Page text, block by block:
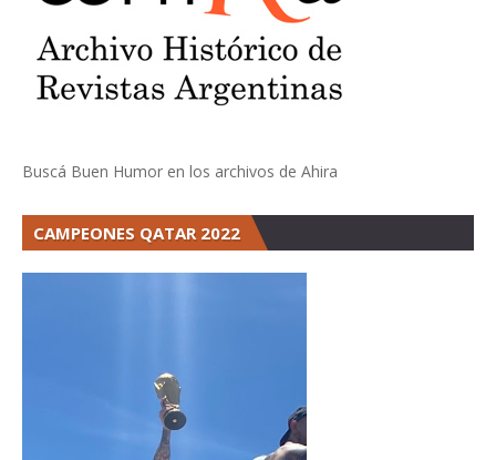
Buscá Buen Humor en los archivos de Ahira
CAMPEONES QATAR 2022